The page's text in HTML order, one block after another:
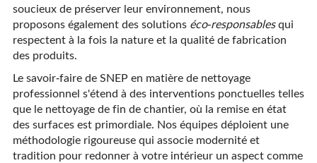
soucieux de préserver leur environnement, nous
proposons également des solutions éco-responsablesqui
respectent à la fois la nature et la qualité de fabrication
des produits.
Le savoir-faire de SNEP en matière de nettoyage
professionnel s'étend à des interventions ponctuelles telles
que le nettoyage de fin de chantier, où la remise en état
des surfaces est primordiale. Nos équipes déploient une
méthodologie rigoureuse qui associe modernité et
tradition pour redonner à votre intérieur un aspect comme